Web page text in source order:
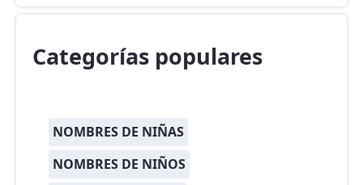
Categorías populares
NOMBRES DE NIÑAS
NOMBRES DE NIÑOS